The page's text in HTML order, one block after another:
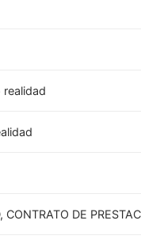
DE